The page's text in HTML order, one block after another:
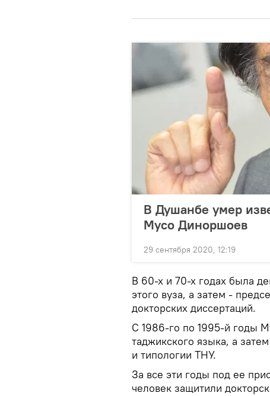
В Душанбе умер
Мусо Диноршоев
29 сентября 2020, 12:19
В 60-х и 70-х годах была
этого вуза, а затем -
докторских диссертаций.
С 1986-го по 1995-й годы
таджикского языка, а
и типологии ТНУ.
За все эти годы под ее
человек защитили